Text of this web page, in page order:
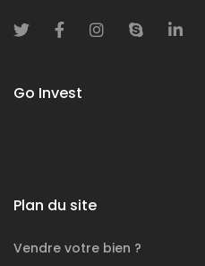
Go Invest
Plan du site
Vendre votre bien ?